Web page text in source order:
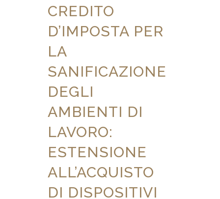
CREDITO
D’IMPOSTA PER
LA
SANIFICAZIONE
DEGLI
AMBIENTI DI
LAVORO:
ESTENSIONE
ALL’ACQUISTO
DI DISPOSITIVI